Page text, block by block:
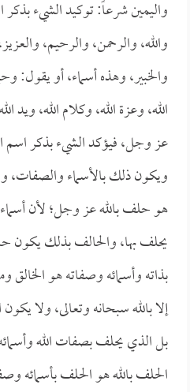
واليمين شرعاً: توكيد الشيء
والله، والرحمن، والرحيم،
والخبير، وهذه أسماء، أو يقول:
الله، وعزة الله، وكلام الله،
عز وجل، فيؤكد الشيء بذكر اسم
ويكون ذلك بالأسماء والصفات،
هو حلف بالله عز وجل؛ لأن
يحلف بها، والحالف بذلك يكون
بذاته وأسمائه وصفاته هو
إلا بالله سبحانه وتعالى، ولا
بل الذي يحلف بصفات الله
الحلف بالله هو الحلف بأسمائه